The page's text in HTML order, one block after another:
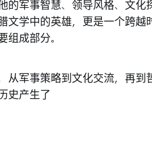
的军事智慧、领导风格、文化
文学中的英雄，更是一个跨越
组成部分。
从军事策略到文化交流，再到
史产生了